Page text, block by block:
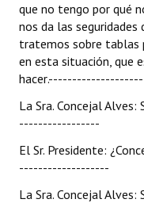
que no tengo por qué
nos da las
tratemos sobre tablas
en esta situación, que
La Sra. Concejal
-----------------
El Sr. Presidente:
-------------------
La Sra. Concejal Alves: